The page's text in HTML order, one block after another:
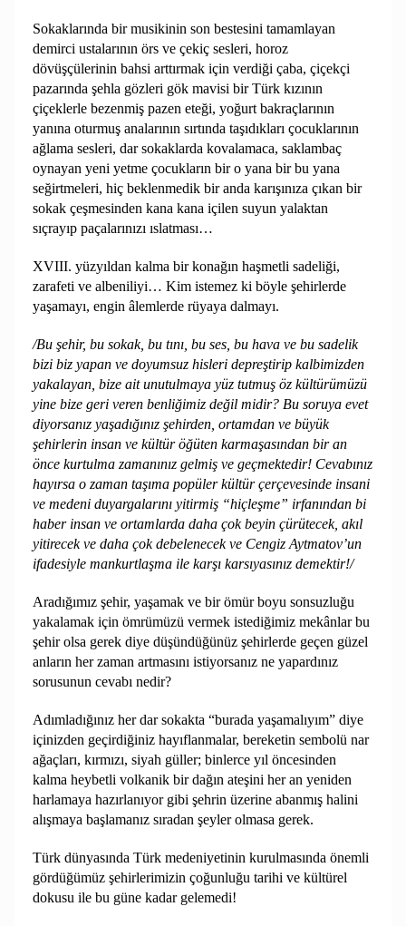
Sokaklarında bir musikinin son bestesini tamamlayan
demirci ustalarının örs ve çekiç sesleri, horoz
dövüşçülerinin bahsi arttırmak için verdiği çaba, çiçekçi
pazarında şehla gözleri gök mavisi bir Türk kızının
çiçeklerle bezenmiş pazen eteği, yoğurt bakraçlarının
yanına oturmuş analarının sırtında taşıdıkları çocuklarının
ağlama sesleri, dar sokaklarda kovalamaca, saklambaç
oynayan yeni yetme çocukların bir o yana bir bu yana
seğirtmeleri, hiç beklenmedik bir anda karışınıza çıkan bir
sokak çeşmesinden kana kana içilen suyun yalaktan
sıçrayıp paçalarınızı ıslatması…
XVIII. yüzyıldan kalma bir konağın haşmetli sadeliği,
zarafeti ve albeniliyi… Kim istemez ki böyle şehirlerde
yaşamayı, engin âlemlerde rüyaya dalmayı.
/Bu şehir, bu sokak, bu tını, bu ses, bu hava ve bu sadelik
bizi biz yapan ve doyumsuz hisleri depreştirip kalbimizden
yakalayan, bize ait unutulmaya yüz tutmuş öz kültürümüzü
yine bize geri veren benliğimiz değil midir? Bu soruya evet
diyorsanız yaşadığınız şehirden, ortamdan ve büyük
şehirlerin insan ve kültür öğüten karmaşasından bir an
önce kurtulma zamanınız gelmiş ve geçmektedir! Cevabınız
hayırsa o zaman taşıma popüler kültür çerçevesinde insani
ve medeni duyargalarını yitirmiş “hiçleşme” irfanından bi
haber insan ve ortamlarda daha çok beyin çürütecek, akıl
yitirecek ve daha çok debelenecek ve Cengiz Aytmatov’un
ifadesiyle mankurtlaşma ile karşı karsıyasınız demektir!/
Aradığımız şehir, yaşamak ve bir ömür boyu sonsuzluğu
yakalamak için ömrümüzü vermek istediğimiz mekânlar bu
şehir olsa gerek diye düşündüğünüz şehirlerde geçen güzel
anların her zaman artmasını istiyorsanız ne yapardınız
sorusunun cevabı nedir?
Adımladığınız her dar sokakta “burada yaşamalıyım” diye
içinizden geçirdiğiniz hayıflanmalar, bereketin sembolü nar
ağaçları, kırmızı, siyah güller; binlerce yıl öncesinden
kalma heybetli volkanik bir dağın ateşini her an yeniden
harlamaya hazırlanıyor gibi şehrin üzerine abanmış halini
alışmaya başlamanız sıradan şeyler olmasa gerek.
Türk dünyasında Türk medeniyetinin kurulmasında önemli
gördüğümüz şehirlerimizin çoğunluğu tarihi ve kültürel
dokusu ile bu güne kadar gelemedi!